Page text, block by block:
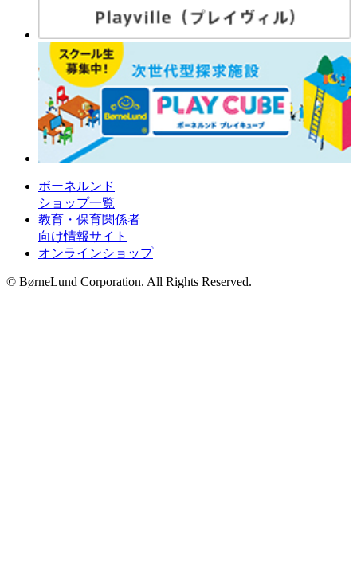
ボーネルンド
ショップ一覧
教育・保育関係者
向け情報サイト
オンラインショップ
© BørneLund Corporation. All Rights Reserved.